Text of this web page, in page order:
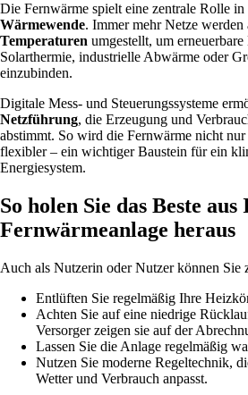
Die Fernwärme spielt eine zentrale Rolle in
Wärmewende. Immer mehr Netze werden
Temperaturen umgestellt, um
Solarthermie, industrielle Abwärme oder
einzubinden.
Digitale Mess- und Steuerungssysteme
Netzführung, die Erzeugung und
abstimmt. So wird die Fernwärme nicht
flexibler – ein wichtiger Baustein für ein
Energiesystem.
So holen Sie das Beste
Fernwärmeanlage heraus
Auch als Nutzerin oder Nutzer können Sie
Entlüften Sie regelmäßig Ihre
Achten Sie auf eine niedrige
Versorger zeigen sie auf der
Lassen Sie die Anlage regelmäßig
Nutzen Sie moderne Regeltechnik,
Wetter und Verbrauch anpasst.